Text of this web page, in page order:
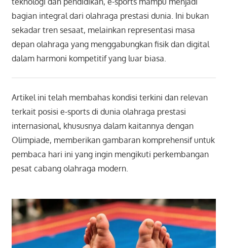
bagian integral dari olahraga prestasi dunia. Ini bukan
sekadar tren sesaat, melainkan representasi masa
depan olahraga yang menggabungkan fisik dan digital
dalam harmoni kompetitif yang luar biasa.
Artikel ini telah membahas kondisi terkini dan relevan
terkait posisi e-sports di dunia olahraga prestasi
internasional, khususnya dalam kaitannya dengan
Olimpiade, memberikan gambaran komprehensif untuk
pembaca hari ini yang ingin mengikuti perkembangan
pesat cabang olahraga modern.